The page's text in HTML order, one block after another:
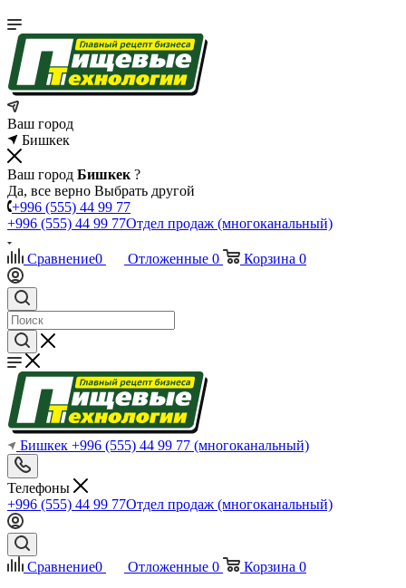
Ваш город
Бишкек
Ваш город Бишкек ?
Да, все верно Выбрать другой
+996 (555) 44 99 77
+996 (555) 44 99 77Отдел продаж (многоканальный)
Сравнение0 Отложенные 0 Корзина 0
Бишкек +996 (555) 44 99 77 (многоканальный)
Телефоны
+996 (555) 44 99 77Отдел продаж (многоканальный)
Сравнение0 Отложенные 0 Корзина 0